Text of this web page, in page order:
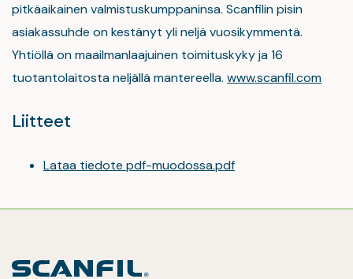
pitkäaikainen valmistuskumppaninsa. Scanfilin pisin
asiakassuhde on kestänyt yli neljä vuosikymmentä.
Yhtiöllä on maailmanlaajuinen toimituskyky ja 16
tuotantolaitosta neljällä mantereella. www.scanfil.com
Liitteet
Lataa tiedote pdf-muodossa.pdf